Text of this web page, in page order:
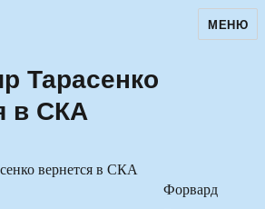
авторскойМЕНЮ
Тарасенко
в СКА
Форвард